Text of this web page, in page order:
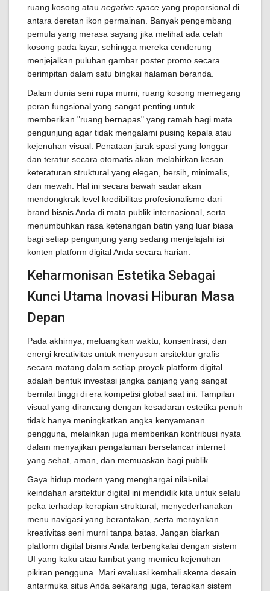
ruang kosong atau negative space yang proporsional di
antara deretan ikon permainan. Banyak pengembang
pemula yang merasa sayang jika melihat ada celah
kosong pada layar, sehingga mereka cenderung
menjejalkan puluhan gambar poster promo secara
berimpitan dalam satu bingkai halaman beranda.
Dalam dunia seni rupa murni, ruang kosong memegang
peran fungsional yang sangat penting untuk
memberikan "ruang bernapas" yang ramah bagi mata
pengunjung agar tidak mengalami pusing kepala atau
kejenuhan visual. Penataan jarak spasi yang longgar
dan teratur secara otomatis akan melahirkan kesan
keteraturan struktural yang elegan, bersih, minimalis,
dan mewah. Hal ini secara bawah sadar akan
mendongkrak level kredibilitas profesionalisme dari
brand bisnis Anda di mata publik internasional, serta
menumbuhkan rasa ketenangan batin yang luar biasa
bagi setiap pengunjung yang sedang menjelajahi isi
konten platform digital Anda secara harian.
Keharmonisan Estetika Sebagai
Kunci Utama Inovasi Hiburan Masa
Depan
Pada akhirnya, meluangkan waktu, konsentrasi, dan
energi kreativitas untuk menyusun arsitektur grafis
secara matang dalam setiap proyek platform digital
adalah bentuk investasi jangka panjang yang sangat
bernilai tinggi di era kompetisi global saat ini. Tampilan
visual yang dirancang dengan kesadaran estetika penuh
tidak hanya meningkatkan angka kenyamanan
pengguna, melainkan juga memberikan kontribusi nyata
dalam menyajikan pengalaman berselancar internet
yang sehat, aman, dan memuaskan bagi publik.
Gaya hidup modern yang menghargai nilai-nilai
keindahan arsitektur digital ini mendidik kita untuk selalu
peka terhadap kerapian struktural, menyederhanakan
menu navigasi yang berantakan, serta merayakan
kreativitas seni murni tanpa batas. Jangan biarkan
platform digital bisnis Anda terbengkalai dengan sistem
UI yang kaku atau lambat yang memicu kejenuhan
pikiran pengguna. Mari evaluasi kembali skema desain
antarmuka situs Anda sekarang juga, terapkan sistem